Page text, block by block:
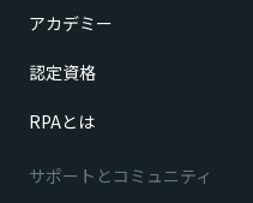
アカデミー
認定資格
RPAとは
サポートとコミュニティ